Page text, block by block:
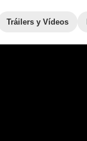
Tráilers y Vídeos